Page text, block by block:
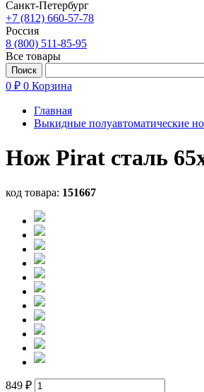
Санкт-Петербург
+7 (812) 660-57-78
Россия
8 (800) 511-85-95
Все товары
0 ₽ 0 Корзина
Главная
Выкидные полуавтоматические
Нож Pirat сталь
код товара: 151667
849 ₽